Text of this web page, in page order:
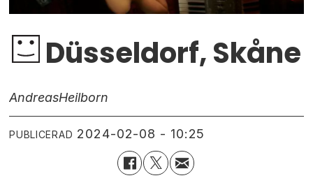
Düsseldorf, Skåne
AndreasHeilborn
PUBLICERAD 2024-02-08 - 10:25